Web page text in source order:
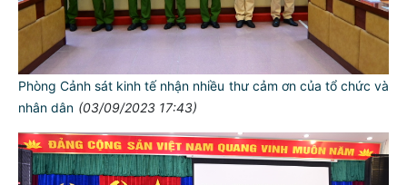
Phòng Cảnh sát kinh tế nhận nhiều thư cảm ơn của tổ chức và
nhân dân (03/09/2023 17:43)